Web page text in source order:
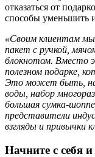
отказаться от
способы уменьшить
«Своим клиентам мы
пакет с ручкой,
блокнотом. Вместо
полезном подарке,
Это может быть,
воды, набор
большая сумка-
представители
взгляды и привычки
Начните с себя